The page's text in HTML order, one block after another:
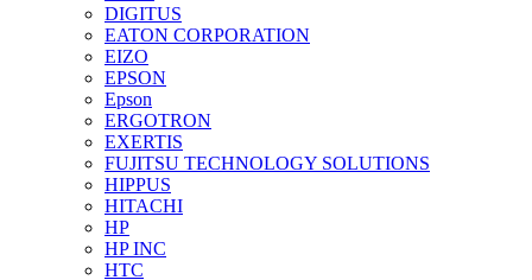
DIGITUS
EATON CORPORATION
EIZO
EPSON
Epson
ERGOTRON
EXERTIS
FUJITSU TECHNOLOGY SOLUTIONS
HIPPUS
HITACHI
HP
HP INC
HTC